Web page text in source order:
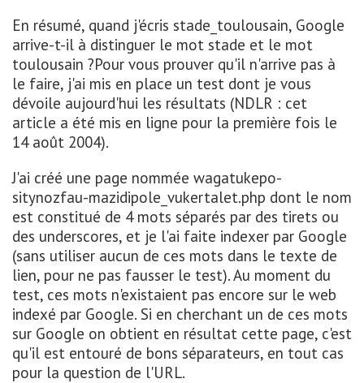
En résumé, quand j'écris stade_toulousain, Google
arrive-t-il à distinguer le mot stade et le mot
toulousain ?Pour vous prouver qu'il n'arrive pas à
le faire, j'ai mis en place un test dont je vous
dévoile aujourd'hui les résultats (NDLR : cet
article a été mis en ligne pour la première fois le
14 août 2004).
J'ai créé une page nommée wagatukepo-
sitynozfau-mazidipole_vukertalet.php dont le nom
est constitué de 4 mots séparés par des tirets ou
des underscores, et je l'ai faite indexer par Google
(sans utiliser aucun de ces mots dans le texte de
lien, pour ne pas fausser le test). Au moment du
test, ces mots n'existaient pas encore sur le web
indexé par Google. Si en cherchant un de ces mots
sur Google on obtient en résultat cette page, c'est
qu'il est entouré de bons séparateurs, en tout cas
pour la question de l'URL.